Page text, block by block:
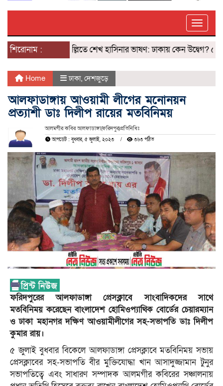
শিরোনাম : দিল্লিতে শেখ হাসিনার ভাষণ: ঢাকায় কেন উদ্বেগ? ৫
Home ঢাকা, দেশজুড়ে
আলফাডাঙ্গায় আওয়ামী লীগের মনোনয়ন
প্রত্যাশী ডাঃ দিলীপ রায়ের মতবিনিময়
আলমগীর কবির আলফাডাঙ্গা(ফরিদপুর)প্রতিনিধিঃ
আপডেট : বুধবার, ৫ জুলাই, ২০২৩ ৩৬৩ পঠিত
ফরিদপুরের আলফাডাঙ্গা প্রেসক্লাবে সাংবাদিকদের সাথে
মতবিনিময় করেছেন বাংলাদেশ হোমিওপ্যাথিক বোর্ডের চেয়ারম্যান
ও ঢাকা মহানগর দক্ষিণ আওয়ামীলীগের সহ-সভাপতি ডাঃ দিলীপ
কুমার রায়।
৫ জুলাই বুধবার বিকেলে আলফাডাঙ্গা প্রেসক্লাবে মতবিনিময় সভায়
প্রেসক্লাবের সহ-সভাপতি বীর মুক্তিযোদ্ধা খান আসাদুজ্জামান টুনুর
সভাপতিত্বে এবং সাধারণ সম্পাদক আলমগীর কবিরের সঞ্চালনায়